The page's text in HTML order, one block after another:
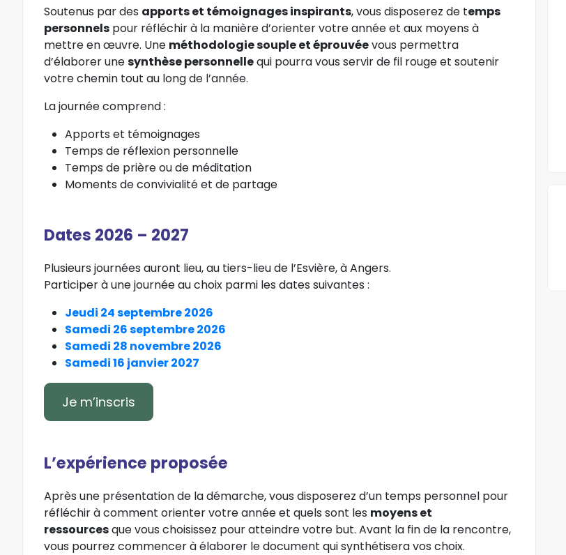
Soutenus par des apports et témoignages inspirants, vous disposerez de temps
personnels pour réfléchir à la manière d’orienter votre année et aux moyens à
mettre en œuvre. Une méthodologie souple et éprouvéevous permettra
d’élaborer unesynthèse personnellequi pourra vous servir de fil rouge et soutenir
votre chemin tout au long de l’année.
La journée comprend :
Apports et témoignages
Temps de réflexion personnelle
Temps de prière ou de méditation
Moments de convivialité et de partage
Dates 2026 – 2027
Plusieurs journées auront lieu, au tiers-lieu de l’Esvière, à Angers.
Participer à une journée au choix parmi les dates suivantes :
Jeudi 24 septembre 2026
Samedi 26 septembre 2026
Samedi 28 novembre 2026
Samedi 16 janvier 2027
Je m’inscris
L’expérience proposée
Après une présentation de la démarche, vous disposerez d’un temps personnel pour
réfléchir à comment orienter votre année et quels sont les moyens et
ressourcesque vous choisissez pour atteindre votre but. Avant la fin de la rencontre,
vous pourrez commencer à élaborer le document qui synthétisera vos choix.